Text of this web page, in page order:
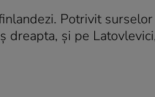
Potrivit
şi pe